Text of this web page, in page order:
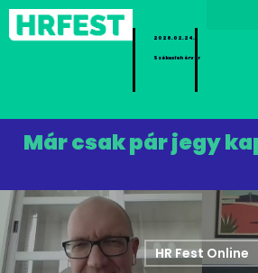
2026.02.24.
Székesfehérvár
Már csak pár jegy
HR Fest Online